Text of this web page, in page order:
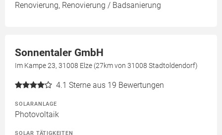
Renovierung, Renovierung / Badsanierung
Sonnentaler GmbH
Im Kampe 23, 31008 Elze (27km von 31008 Stadtoldendorf)
4.1 Sterne aus 19 Bewertungen
SOLARANLAGE
Photovoltaik
SOLAR TÄTIGKEITEN